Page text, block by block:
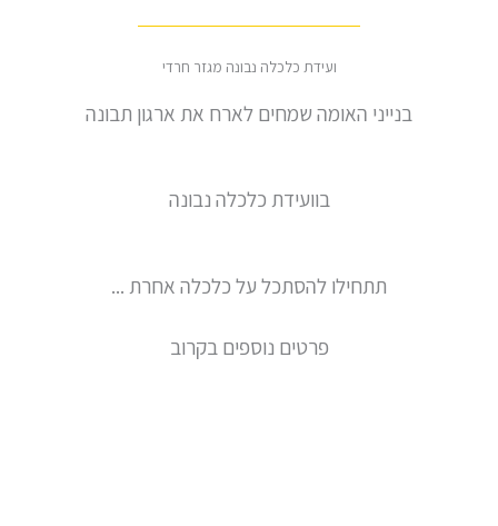
ועידת כלכלה נבונה מגזר חרדי
בנייני האומה שמחים לארח את ארגון תבונה
בוועידת כלכלה נבונה
תתחילו להסתכל על כלכלה אחרת ...
פרטים נוספים בקרוב